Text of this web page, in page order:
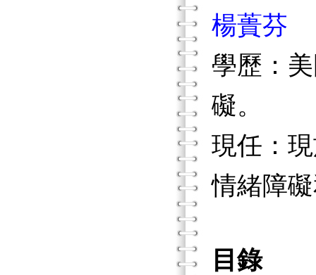
楊蕢芬
學歷：
礙。
現任：
情緒障
目錄